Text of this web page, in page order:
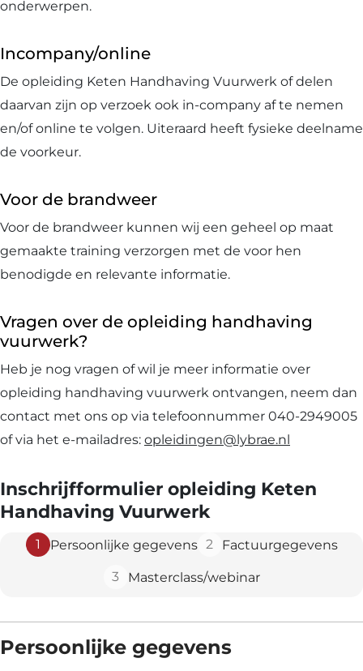
onderwerpen.
Incompany/online
De opleiding Keten Handhaving Vuurwerk of delen
daarvan zijn op verzoek ook in-company af te nemen
en/of online te volgen. Uiteraard heeft fysieke deelname
de voorkeur.
Voor de brandweer
Voor de brandweer kunnen wij een geheel op maat
gemaakte training verzorgen met de voor hen
benodigde en relevante informatie.
Vragen over de opleiding handhaving
vuurwerk?
Heb je nog vragen of wil je meer informatie over
opleiding handhaving vuurwerk ontvangen, neem dan
contact met ons op via telefoonnummer 040-2949005
of via het e-mailadres: opleidingen@lybrae.nl
Inschrijfformulier opleiding Keten
Handhaving Vuurwerk
1 Persoonlijke gegevens 2 Factuurgegevens
3 Masterclass/webinar
Persoonlijke gegevens